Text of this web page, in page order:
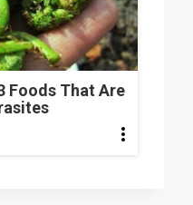
Foods That Are